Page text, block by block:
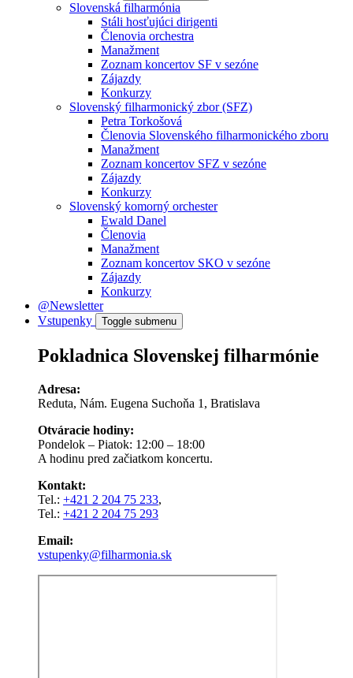
Slovenská filharmónia
Stáli hosťujúci dirigenti
Členovia orchestra
Manažment
Zoznam koncertov SF v sezóne
Zájazdy
Konkurzy
Slovenský filharmonický zbor (SFZ)
Petra Torkošová
Členovia Slovenského filharmonického zboru
Manažment
Zoznam koncertov SFZ v sezóne
Zájazdy
Konkurzy
Slovenský komorný orchester
Ewald Danel
Členovia
Manažment
Zoznam koncertov SKO v sezóne
Zájazdy
Konkurzy
@Newsletter
Vstupenky
Toggle submenu
Pokladnica Slovenskej filharmónie
Adresa:
Reduta, Nám. Eugena Suchoňa 1, Bratislava
Otváracie hodiny:
Pondelok – Piatok: 12:00 – 18:00
A hodinu pred začiatkom koncertu.
Kontakt:
Tel.: +421 2 204 75 233,
Tel.: +421 2 204 75 293
Email:
vstupenky@filharmonia.sk